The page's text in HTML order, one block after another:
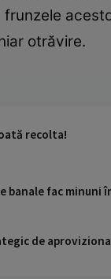
otrăvire.
recolta!
banale fac minuni
de